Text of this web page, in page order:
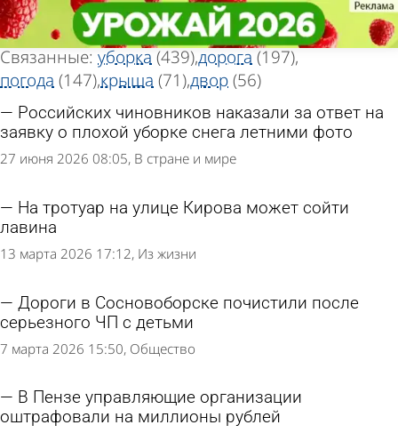
«Снег»
Тег новостей
Всего найдено 1292 новости
Связанные: уборка (439)дорога (197)
погода (147)крыша (71)двор(56)
Российских чиновников наказали за ответ на
заявку о плохой уборке снега летними фото
27 июня 2026 08:05 В стране и мире
На тротуар на улице Кирова может сойти
лавина
13 марта 2026 17:12 Из жизни
Дороги в Сосновоборске почистили после
серьезного ЧП с детьми
7 марта 2026 15:50 Общество
В Пензе управляющие организации
оштрафовали на миллионы рублей
«Снег»
Тег новостей